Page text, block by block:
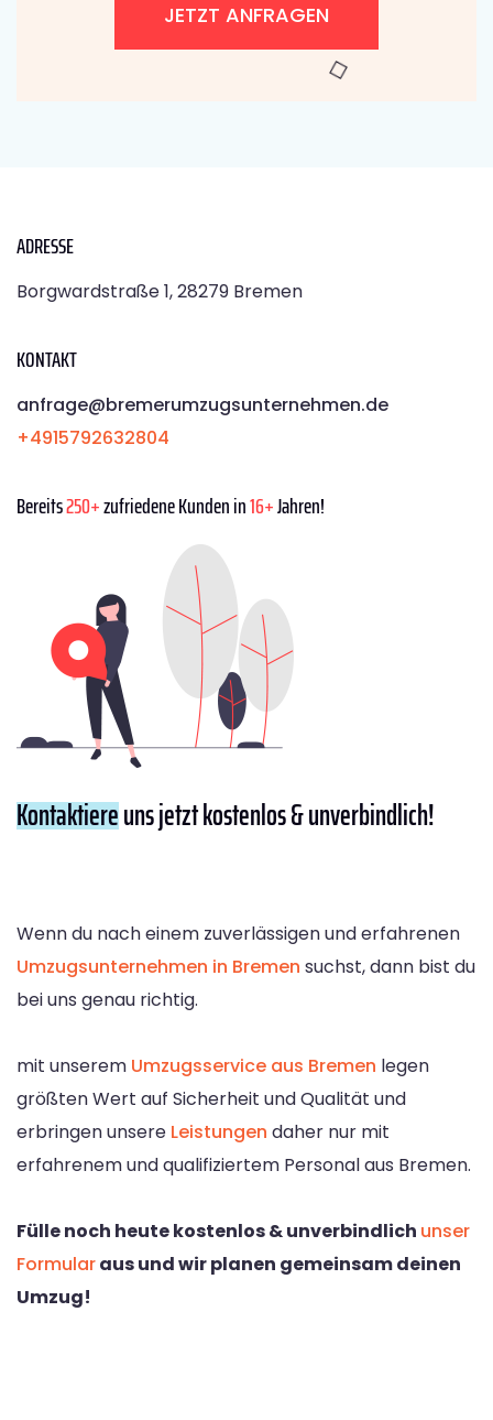
JETZT ANFRAGEN
ADRESSE
Borgwardstraße 1, 28279 Bremen
KONTAKT
anfrage@bremerumzugsunternehmen.de
+4915792632804
Bereits250+zufriedene Kunden in16+Jahren!
Kontaktiereuns jetzt kostenlos & unverbindlich!
Wenn du nach einem zuverlässigen und erfahrenen
Umzugsunternehmen in Bremen suchst, dann bist du
bei uns genau richtig.
mit unserem Umzugsservice aus Bremen legen
größten Wert auf Sicherheit und Qualität und
erbringen unsere Leistungen daher nur mit
erfahrenem und qualifiziertem Personal aus Bremen.
Fülle noch heute kostenlos & unverbindlich unser
Formularaus und wir planen gemeinsam deinen
Umzug!